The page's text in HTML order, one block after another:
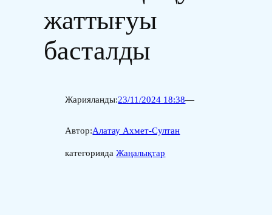
жаттығуы
басталды
Жарияланды:23/11/2024 18:38—
Автор:Алатау Ахмет-Султан
категориядаЖаңалықтар